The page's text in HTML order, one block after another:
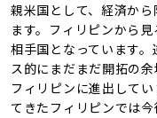
親米国として、経済か
ます。フィリピンから
相手国となっています
ス的にまだまだ開拓の
フィリピンに進出して
てきたフィリピンでは